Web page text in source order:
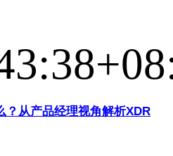
？从产品经理视角解析XDR